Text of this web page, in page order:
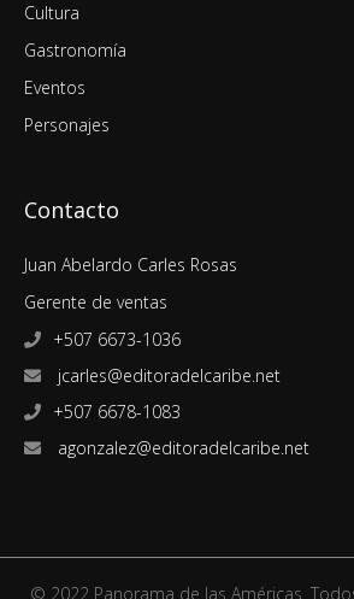
Cultura
Gastronomía
Eventos
Personajes
Contacto
Juan Abelardo Carles Rosas
Gerente de ventas
+507 6673-1036
jcarles@editoradelcaribe.net
+507 6678-1083
agonzalez@editoradelcaribe.net
© 2022 Panorama de las Américas.